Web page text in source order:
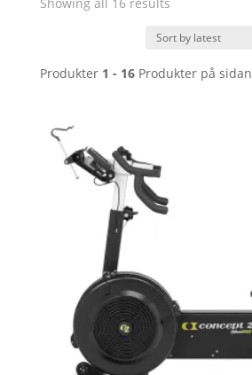
latest
Produkter 1 - 16Produkter på sidan